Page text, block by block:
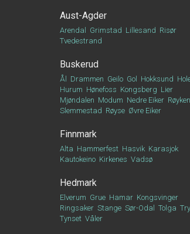
Aust-Agder
Arendal Grimstad Lillesand Risør
Tvedestrand
Buskerud
Ål Drammen Geilo Gol Hokksund
Hurum Hønefoss Kongsberg Lier
Mjøndalen Modum Nedre Eiker Røyken
Slemmestad Røyse Øvre Eiker
Finnmark
Alta Hammerfest Hasvik Karasjok
Kautokeino Kirkenes Vadsø
Hedmark
Elverum Grue Hamar Kongsvinger
Ringsaker Stange Sør-Odal Tolga
Tynset Våler